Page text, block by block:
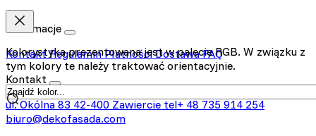
Kolorystyka prezentowana jest w palecie RGB. W związku z
tym kolory te należy traktować orientacyjnie.
Informacje
KontaktRegulaminPłatnościDostawaFAQ
Kontakt
ul. Okólna 83 42-400 Zawiercie tel+ 48 735 914 254
biuro@dekofasada.com